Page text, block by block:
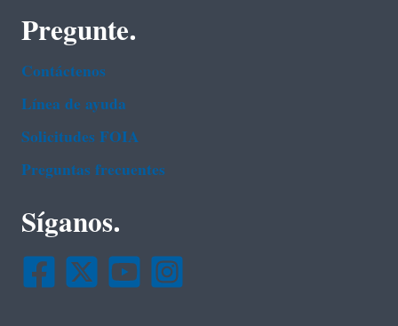
Pregunte.
Contáctenos
Línea de ayuda
Solicitudes FOIA
Preguntas frecuentes
Síganos.